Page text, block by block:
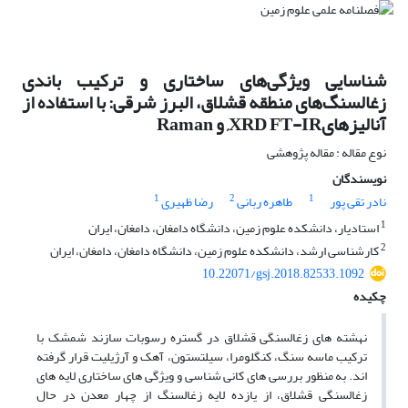
شناسایی ویژگی‌های ساختاری و ترکیب باندی
زغالسنگ‌های منطقه قشلاق، البرز شرقی: با استفاده از
آنالیزهایXRD FT-IR, و Raman
نوع مقاله : مقاله پژوهشی
نویسندگان
نادر تقی پور
1 طاهره ربانی2 رضا ظهیری1
1استادیار، دانشکده علوم زمین، دانشگاه دامغان، دامغان، ایران
2کارشناسی ارشد، دانشکده علوم زمین، دانشگاه دامغان، دامغان، ایران
10.22071/gsj.2018.82533.1092
چکیده
نهشته های زغالسنگی قشلاق در گستره رسوبات سازند شمشک با
ترکیب ماسه سنگ، کنگلومرا، سیلتستون، آهک و آرژیلیت قرار گرفته
اند. به منظور بررسی های کانی شناسی و ویژگی های ساختاری لایه های
زغالسنگی قشلاق، از یازده لایه زغالسنگ از چهار معدن در حال